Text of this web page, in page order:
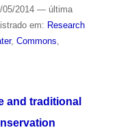
2014 — última
em: Research
, Commons
and traditional